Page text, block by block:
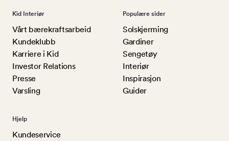
Kid Interiør
Vårt bærekraftsarbeid
Kundeklubb
Karriere i Kid
Investor Relations
Presse
Varsling
Populære sider
Solskjerming
Gardiner
Sengetøy
Interiør
Inspirasjon
Guider
Hjelp
Kundeservice